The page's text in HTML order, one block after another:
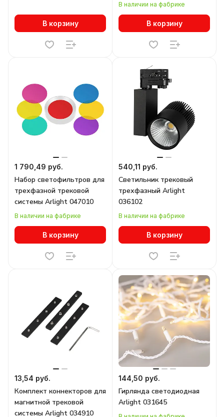
В корзину
В наличии на фабрике
В корзину
1 790,49 руб.
Набор светофильтров для
трехфазной трековой
системы Arlight 047010
В наличии на фабрике
В корзину
540,11 руб.
Светильник трековый
трехфазный Arlight
036102
В наличии на фабрике
В корзину
13,54 руб.
Комплект коннекторов для
магнитной трековой
системы Arlight 034910
144,50 руб.
Гирлянда светодиодная
Arlight 031645